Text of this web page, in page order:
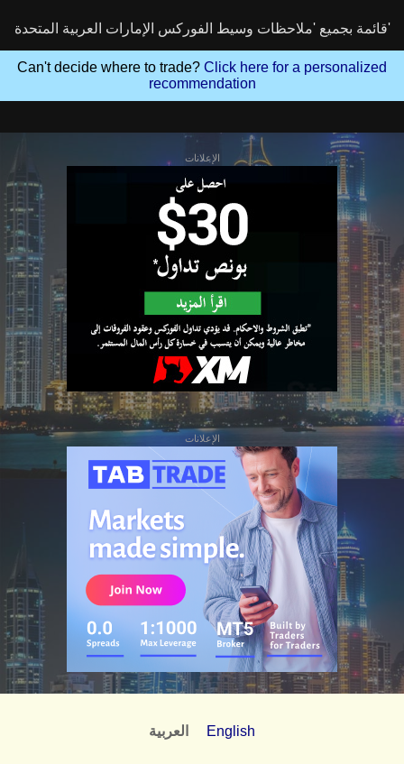
قائمة بجميع 'ملاحظات وسيط الفوركس الإمارات العربية المتحدة'
Can't decide where to trade? Click here for a personalized
recommendation
الإعلانات
الإعلانات
العربية English